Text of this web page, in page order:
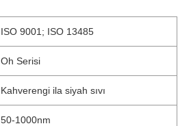
ISO 9001; ISO 13485
Oh Serisi
Kahverengi ila siyah sıvı
50-1000nm